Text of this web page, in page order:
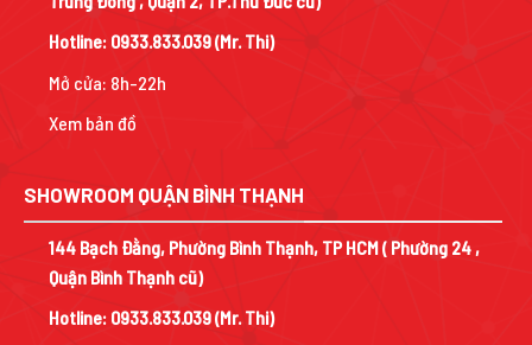
Hotline: 0933.833.039(Mr. Thi)
Mở cửa: 8h-22h
Xem bản đồ
SHOWROOM QUẬN BÌNH THẠNH
144 Bạch Đằng, Phường Bình Thạnh, TP HCM ( Phường 24 ,
Quận Bình Thạnh cũ)
Hotline: 0933.833.039(Mr. Thi)